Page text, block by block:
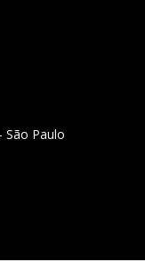
São Paulo